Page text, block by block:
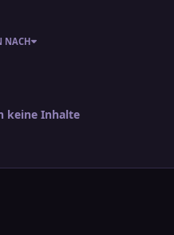
NACH
keine Inhalte